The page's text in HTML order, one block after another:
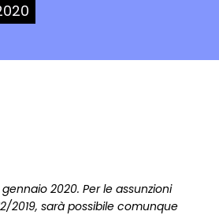
2020. Per le assunzioni
2019, sarà possibile comunque